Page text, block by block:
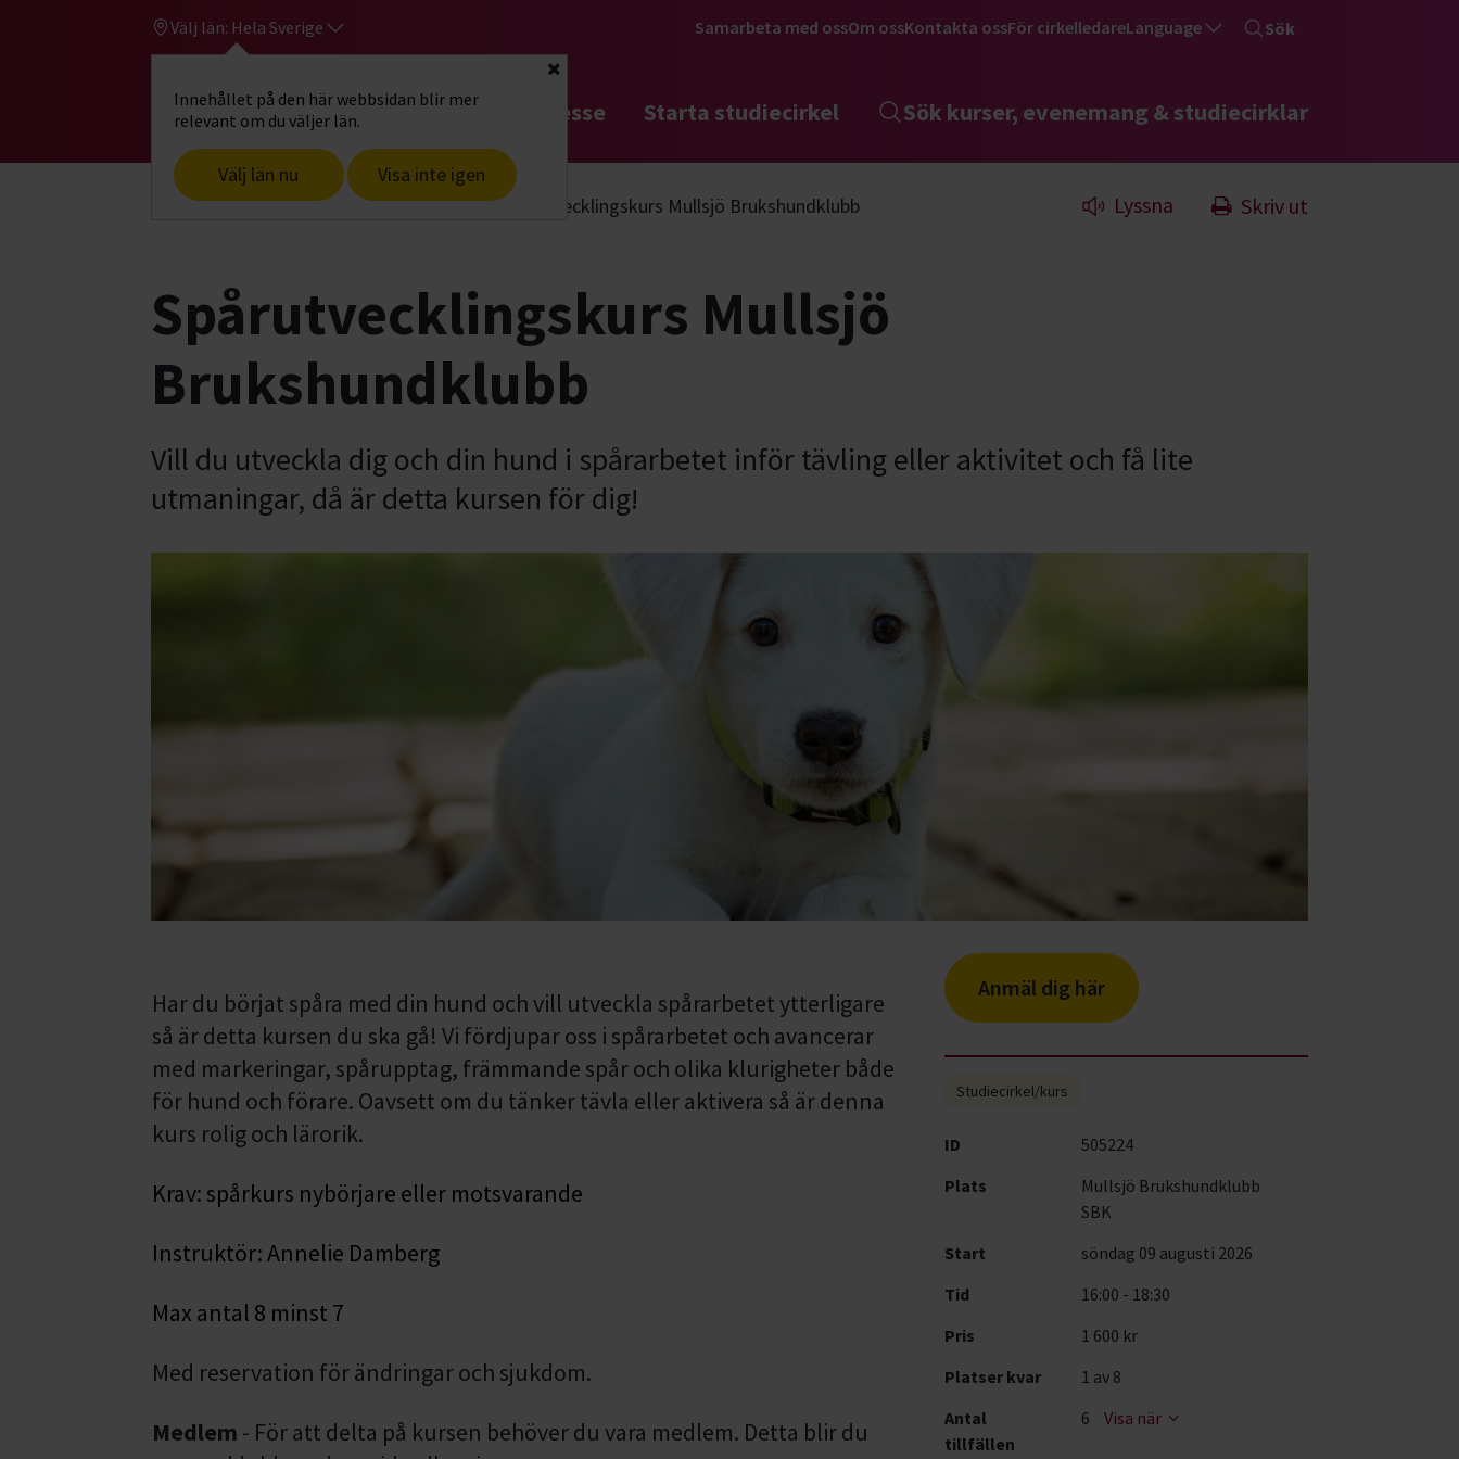
Välj län: Hela Sverige
Innehållet på den här webbsidan blir mer
relevant om du väljer län.
Välj län nu Visa inte igen
Stäng
Samarbeta med ossOm ossKontakta ossFör cirkelledareLanguage Sök
Gå till studiefrämjandets startsidaHitta intresse Starta studiecirkel Sök kurser, evenemang & studiecirklar
Start Hitta intresse Hund & husdjur Spårutvecklingskurs Mullsjö Brukshundklubb Lyssna Skriv ut
Spårutvecklingskurs Mullsjö
Brukshundklubb
Vill du utveckla dig och din hund i spårarbetet inför tävling eller aktivitet och få lite
utmaningar, då är detta kursen för dig!
Har du börjat spåra med din hund och vill utveckla spårarbetet ytterligare
så är detta kursen du ska gå! Vi fördjupar oss i spårarbetet och avancerar
med markeringar, spårupptag, främmande spår och olika klurigheter både
för hund och förare. Oavsett om du tänker tävla eller aktivera så är denna
kurs rolig och lärorik.
Krav: spårkurs nybörjare eller motsvarande
Instruktör: Annelie Damberg
Max antal 8 minst 7
Med reservation för ändringar och sjukdom.
Medlem - För att delta på kursen behöver du vara medlem. Detta blir du
Anmäl dig här
Studiecirkel/kurs
ID
505224
Plats
Mullsjö Brukshundklubb
SBK
Start
söndag 09 augusti 2026
Tid
16:00 - 18:30
Pris
1 600 kr
Platser kvar
1 av 8
Antal
tillfällen
6 Visa när